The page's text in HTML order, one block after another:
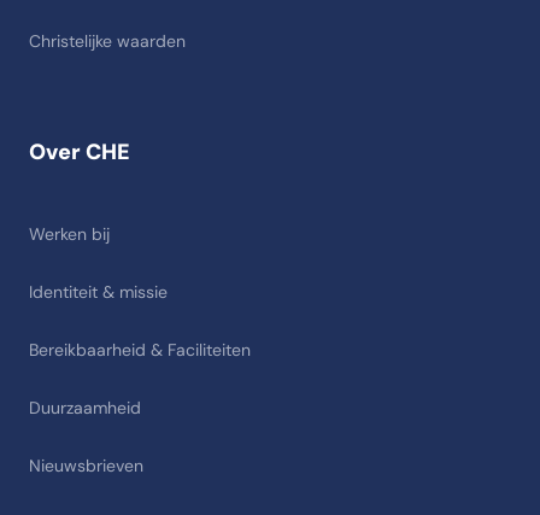
Over CHE
Werken bij
Identiteit & missie
Bereikbaarheid & Faciliteiten
Duurzaamheid
Nieuwsbrieven
Christelijke waarden